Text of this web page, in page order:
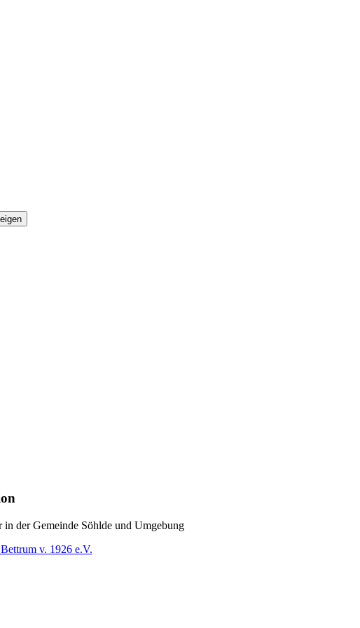
der Gemeinde Söhlde und Umgebung
v. 1926 e.V.